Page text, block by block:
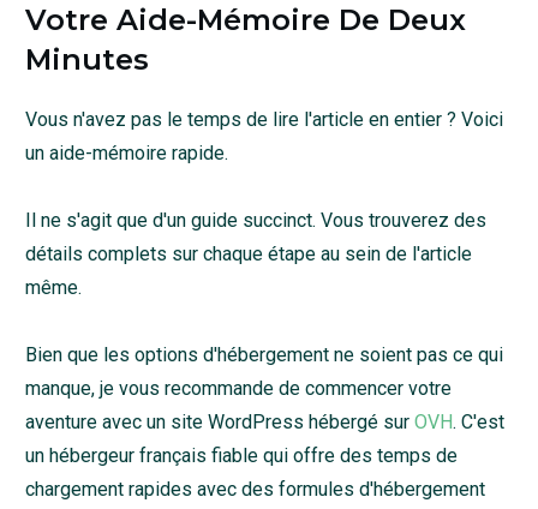
Votre Aide-Mémoire De Deux
Minutes
Vous n'avez pas le temps de lire l'article en entier ? Voici
un aide-mémoire rapide.
Il ne s'agit que d'un guide succinct. Vous trouverez des
détails complets sur chaque étape au sein de l'article
même.
Bien que les options d'hébergement ne soient pas ce qui
manque, je vous recommande de commencer votre
aventure avec un site WordPress hébergé sur OVH. C'est
un hébergeur français fiable qui offre des temps de
chargement rapides avec des formules d'hébergement